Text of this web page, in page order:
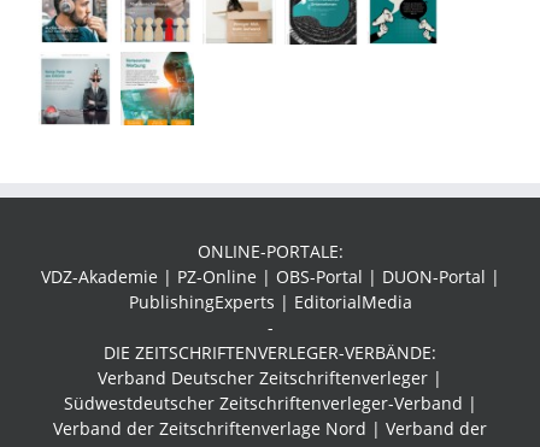
ONLINE-PORTALE:
VDZ-Akademie | PZ-Online | OBS-Portal | DUON-Portal |
PublishingExperts | EditorialMedia
-
DIE ZEITSCHRIFTENVERLEGER-VERBÄNDE:
Verband Deutscher Zeitschriftenverleger |
Südwestdeutscher Zeitschriftenverleger-Verband |
Verband der Zeitschriftenverlage Nord | Verband der